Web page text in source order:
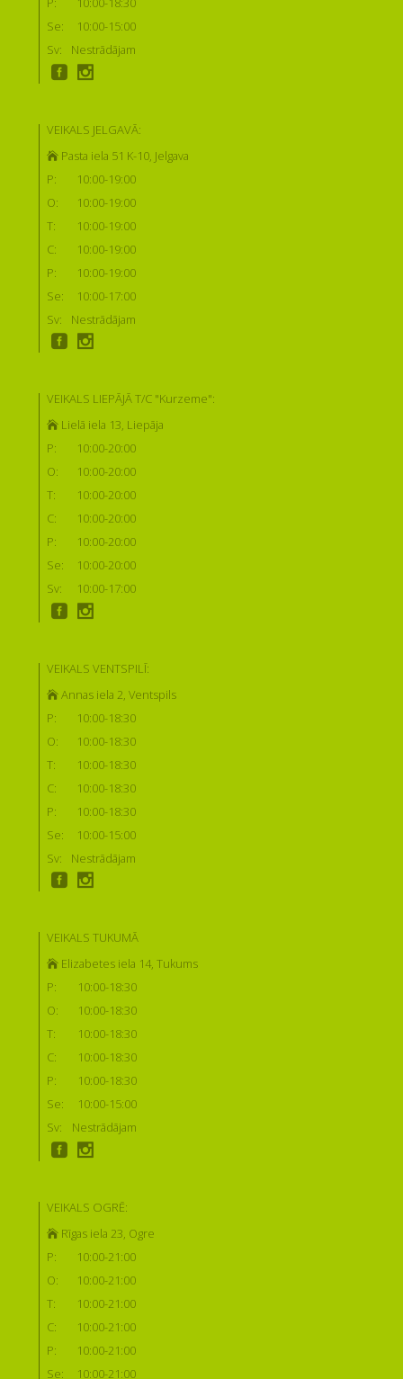
Se:
10:00-15:00
Sv:
Nestrādājam
VEIKALS JELGAVĀ:
Pasta iela 51 K-10, Jelgava
P:
10:00-19:00
O:
10:00-19:00
T:
10:00-19:00
C:
10:00-19:00
P:
10:00-19:00
Se:
10:00-17:00
Sv:
Nestrādājam
VEIKALS LIEPĀJĀ T/C "Kurzeme":
Lielā iela 13, Liepāja
P:
10:00-20:00
O:
10:00-20:00
T:
10:00-20:00
C:
10:00-20:00
P:
10:00-20:00
Se:
10:00-20:00
Sv:
10:00-17:00
VEIKALS VENTSPILĪ:
Annas iela 2, Ventspils
P:
10:00-18:30
O:
10:00-18:30
T:
10:00-18:30
C:
10:00-18:30
P:
10:00-18:30
Se:
10:00-15:00
Sv:
Nestrādājam
VEIKALS TUKUMĀ
Elizabetes iela 14, Tukums
P:
10:00-18:30
O:
10:00-18:30
T:
10:00-18:30
C:
10:00-18:30
P:
10:00-18:30
Se:
10:00-15:00
Sv:
Nestrādājam
VEIKALS OGRĒ:
Rīgas iela 23, Ogre
P:
10:00-21:00
O:
10:00-21:00
T:
10:00-21:00
C:
10:00-21:00
P:
10:00-21:00
Se:
10:00-21:00